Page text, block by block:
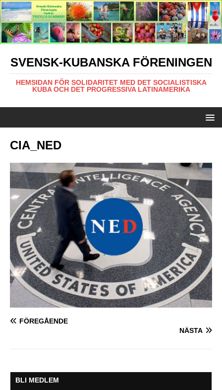
SVENSK-KUBANSKA FÖRENINGEN
HEMSIDAN FÖR SOLIDARITET MED DET SOCIALISTISKA
KUBA OCH DET PROGRESSIVA LATINAMERIKA
CIA_NED
FÖREGÅENDE
NÄSTA
BLI MEDLEM